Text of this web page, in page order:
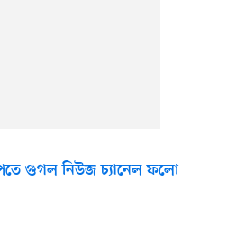
গুগল নিউজ চ্যানেল ফলো